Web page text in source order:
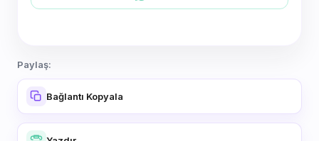
Paylaş:
Bağlantı Kopyala